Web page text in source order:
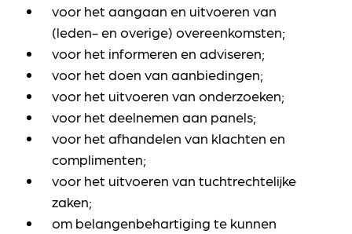
voor het aangaan en uitvoeren van
(leden- en overige) overeenkomsten;
voor het informeren en adviseren;
voor het doen van aanbiedingen;
voor het uitvoeren van onderzoeken;
voor het deelnemen aan panels;
voor het afhandelen van klachten en
complimenten;
voor het uitvoeren van tuchtrechtelijke
zaken;
om belangenbehartiging te kunnen